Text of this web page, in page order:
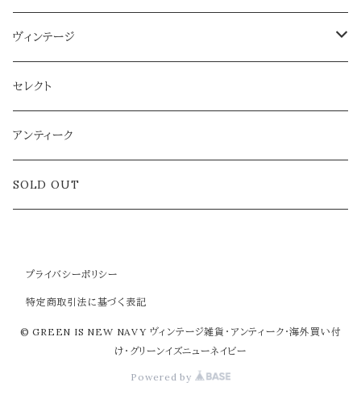
ヴィンテージ
雑貨
アクセサリー
ラグ
セレクト
アンティーク
SOLD OUT
プライバシーポリシー
特定商取引法に基づく表記
© GREEN IS NEW NAVY ヴィンテージ雑貨・アンティーク・海外買い付
け・グリーンイズニューネイビー
Powered by